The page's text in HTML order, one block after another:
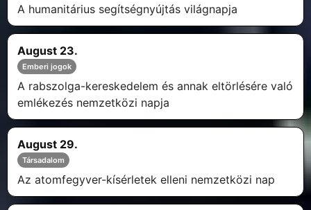
A humanitárius segítségnyújtás világnapja
August 23.
Emberi jogok
A rabszolga-kereskedelem és annak eltörlésére való
emlékezés nemzetközi napja
August 29.
Társadalom
Az atomfegyver-kísérletek elleni nemzetközi nap